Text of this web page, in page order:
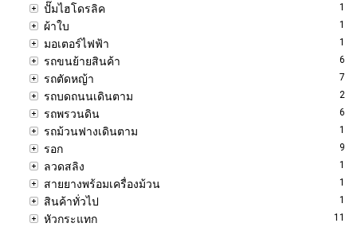
ปั๊มไฮโดรลิค 1
ผ้าใบ 1
มอเตอร์ไฟฟ้า 1
รถขนย้ายสินค้า 6
รถตัดหญ้า 7
รถบดถนนเดินตาม 2
รถพรวนดิน 6
รถม้วนฟางเดินตาม 1
รอก 9
ลวดสลิง 1
สายยางพร้อมเครื่องม้วน 1
สินค้าทั่วไป 1
หัวกระแทก 11